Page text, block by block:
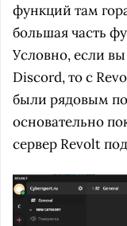
функций там
большая часть
Условно, если
Discord, то с
были рядовым
основательно
сервер Revolt